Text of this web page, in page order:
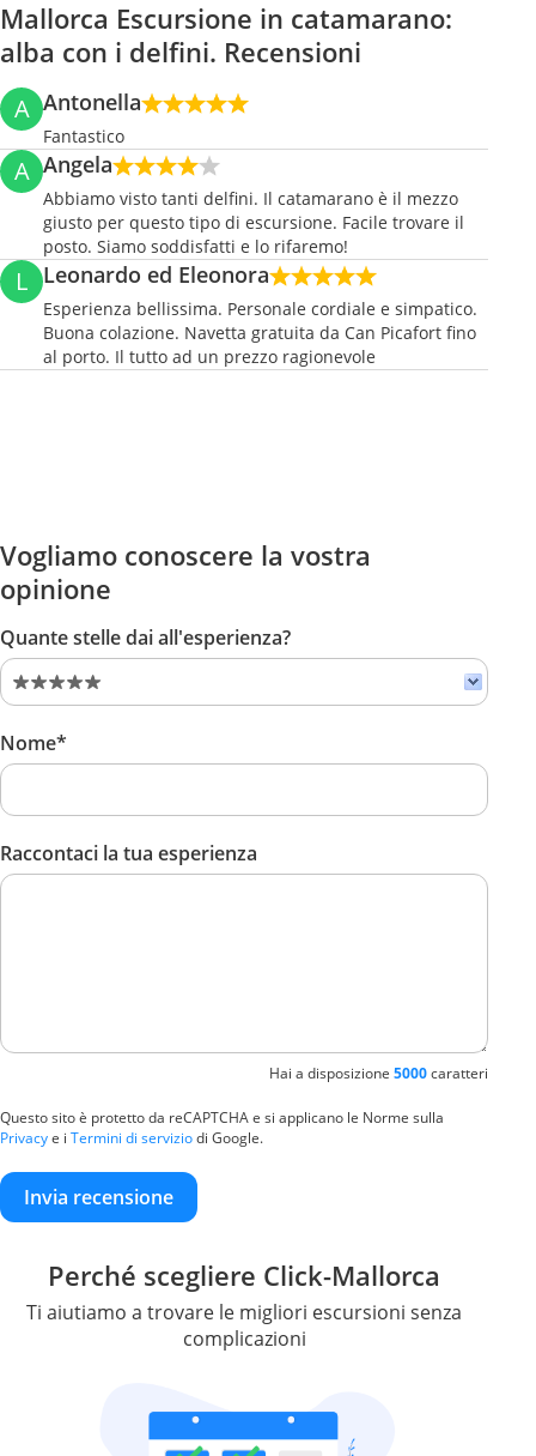
Mallorca Escursione in catamarano:
alba con i delfini. Recensioni
A Antonella
Fantastico
A Angela
Abbiamo visto tanti delfini. Il catamarano è il mezzo
giusto per questo tipo di escursione. Facile trovare il
posto. Siamo soddisfatti e lo rifaremo!
L Leonardo ed Eleonora
Esperienza bellissima. Personale cordiale e simpatico.
Buona colazione. Navetta gratuita da Can Picafort fino
al porto. Il tutto ad un prezzo ragionevole
Vogliamo conoscere la vostra
opinione
Quante stelle dai all'esperienza?
Nome*
Raccontaci la tua esperienza
Hai a disposizione 5000caratteri
Questo sito è protetto da reCAPTCHA e si applicano le Norme sulla
Privacye i Termini di serviziodi Google.
Invia recensione
Perché scegliere Click-Mallorca
Ti aiutiamo a trovare le migliori escursioni senza
complicazioni